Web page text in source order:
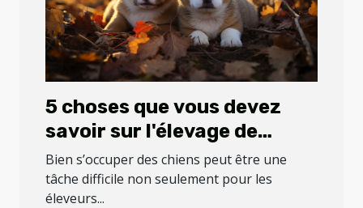
5 choses que vous devez
savoir sur l'élevage de
chiens
Bien s’occuper des chiens peut être une
tâche difficile non seulement pour les
éleveurs...